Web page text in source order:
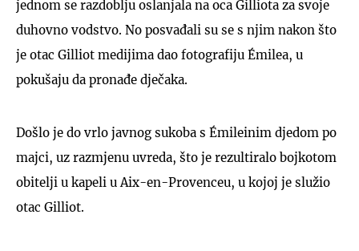
jednom se razdoblju oslanjala na oca Gilliota za svoje
duhovno vodstvo. No posvađali su se s njim nakon što
je otac Gilliot medijima dao fotografiju Émilea, u
pokušaju da pronađe dječaka.
Došlo je do vrlo javnog sukoba s Émileinim djedom po
majci, uz razmjenu uvreda, što je rezultiralo bojkotom
obitelji u kapeli u Aix-en-Provenceu, u kojoj je služio
otac Gilliot.